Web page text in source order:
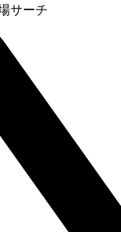
サーチ